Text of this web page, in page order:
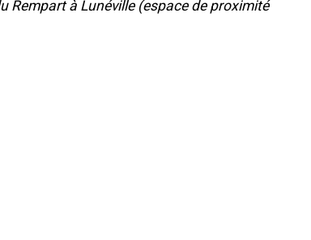
Rempart à Lunéville (espace de proximité